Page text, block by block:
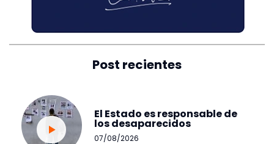
Post recientes
El Estado es responsable de
los desaparecidos
07/08/2026